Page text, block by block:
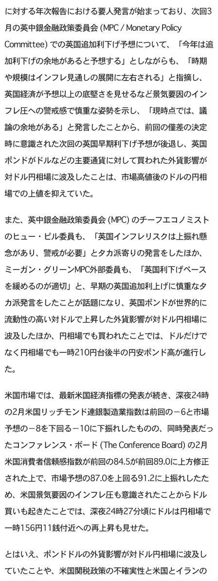
に対する年次報告における要人発言が始まっており、次回3
月の英中銀金融政策委員会 (MPC / Monetary Policy
Committee) での英国追加利下げ予想について、「今年は追
加利下げの余地があると予想する」としながらも、「時期
や規模はインフレ見通しの展開に左右される」と指摘し、
英国経済が予想以上の底堅さを見せるなど景気要因のイン
フレ圧への警戒感で慎重な姿勢を示し、「現時点では、議
論の余地がある」と発言したことから、前回の僅差の決定
時に意識された次回の英国早期利下げ予想が後退し、英国
ポンドがドルなどの主要通貨に対して買われた外貨影響が
対ドル円相場に波及したことは、市場高値後のドルの円相
場での上値を抑えていた。
また、英中銀金融政策委員会 (MPC) のチーフエコノミスト
のヒュー・ピル委員も、「英国インフレリスクは上振れ懸
念があり、警戒が必要」とタカ派寄りの発言をしたほか、
ミーガン・グリーンMPC外部委員も、「英国利下げペース
を緩めるのが適切」と、早期の英国追加利上げに慎重なタ
カ派発言をしたことが話題になり、英国ポンドが世界的に
流動性の高い対ドルで上昇した外貨影響が対ドル円相場に
波及したほか、円相場でも買われたことでは、ドルだけで
なく円相場でも一時210円台後半の円安ポンド高が進行し
た。
米国市場では、最新米国経済指標の発表が続き、深夜24時
の2月米国リッチモンド連銀製造業指数は前回の−6と市場
予想の−8を下回る−10に下振れしたものの、同時発表だっ
たコンファレンス・ボード (The Conference Board) の2月
米国消費者信頼感指数が前回の84.5が前回89.0に上方修正
された上で、市場予想の87.0を上回る91.2に上振れしたた
め、米国景気要因のインフレ圧も意識されたことからドル
買いも起きたことでは、深夜24時27分頃にドルは円相場で
一時156円11銭付近への再上昇も見せた。
とはいえ、ポンドドルの外貨影響が対ドル円相場に波及し
ていたことや、米国関税政策の不確実性と米国とイランの